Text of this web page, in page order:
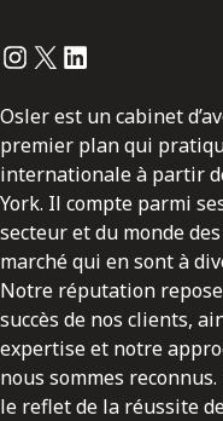
Instagram
Twitter
LinkedIn
Osler est un cabinet
premier plan qui
internationale à partir
York. Il compte parmi
secteur et du monde
marché qui en sont à
Notre réputation
succès de nos clients,
expertise et notre
nous sommes
le reflet de la réussite